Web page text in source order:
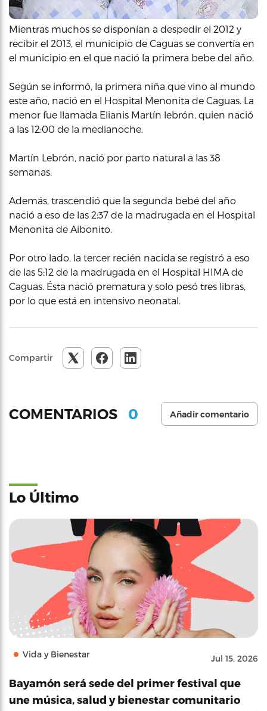
Mientras muchos se disponían a despedir el 2012 y
recibir el 2013, el municipio de Caguas se convertía en
el municipio en el que nació la primera bebe del año.
Según se informó, la primera niña que vino al mundo
este año, nació en el Hospital Menonita de Caguas. La
menor fue llamada Elianis Martín lebrón, quien nació
a las 12:00 de la medianoche.
Martín Lebrón, nació por parto natural a las 38
semanas.
Además, trascendió que la segunda bebé del año
nació a eso de las 2:37 de la madrugada en el Hospital
Menonita de Aibonito.
Por otro lado, la tercer recién nacida se registró a eso
de las 5:12 de la madrugada en el Hospital HIMA de
Caguas. Ésta nació prematura y solo pesó tres libras,
por lo que está en intensivo neonatal.
Compartir
COMENTARIOS 0 Añadir comentario
Lo Último
Vida y Bienestar Jul 15, 2026
Bayamón será sede del primer festival que
une música, salud y bienestar comunitario